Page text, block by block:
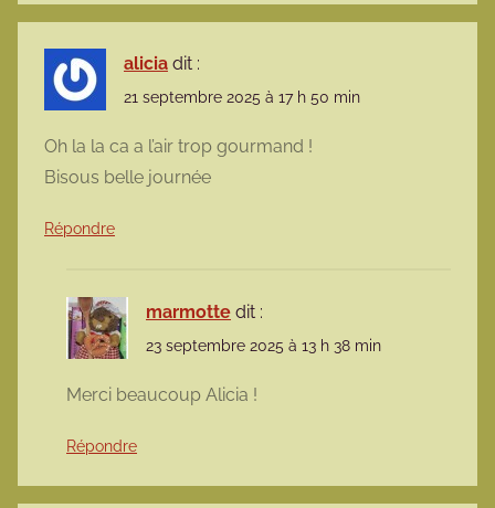
alicia dit :
21 septembre 2025 à 17 h 50 min
Oh la la ca a l’air trop gourmand !
Bisous belle journée
Répondre
marmotte dit :
23 septembre 2025 à 13 h 38 min
Merci beaucoup Alicia !
Répondre